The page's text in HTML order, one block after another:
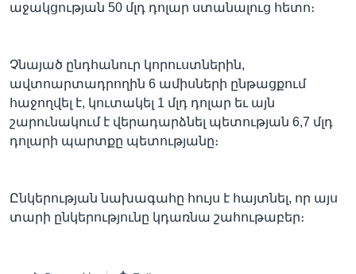
աջակցության 50 մլդ դոլար ստանալուց հետո։
Չնայած ընդհանուր կորուստներին,
ավտոարտադրողին 6 ամիսների ընթացքում
հաջողվել է, կուտակել 1 մլդ դոլար եւ այն
շարունակում է վերադարձնել պետության 6,7 մլդ
դոլարի պարտքը պետությանը։
Ընկերության նախագահը հույս է հայտնել, որ այս
տարի ընկերությունը կդառնա շահութաբեր։